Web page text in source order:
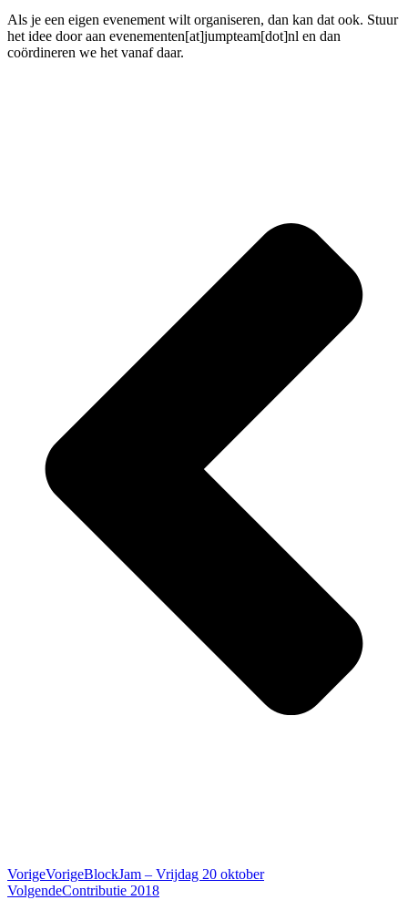
Als je een eigen evenement wilt organiseren, dan kan dat ook. Stuur
het idee door aan evenementen[at]jumpteam[dot]nl en dan
coördineren we het vanaf daar.
VorigeVorigeBlockJam – Vrijdag 20 oktober
VolgendeContributie 2018